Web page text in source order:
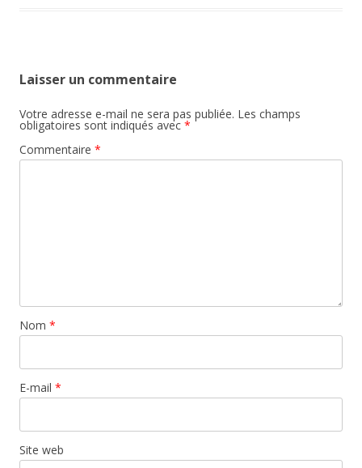
Laisser un commentaire
Votre adresse e-mail ne sera pas publiée. Les champs
obligatoires sont indiqués avec *
Commentaire *
Nom *
E-mail *
Site web